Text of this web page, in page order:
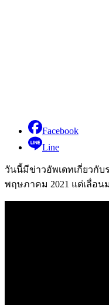
Facebook
Line
วันนี้มีข่าวอัพเดทเกี่ยวกับ
พฤษภาคม 2021 แต่เลื่อน